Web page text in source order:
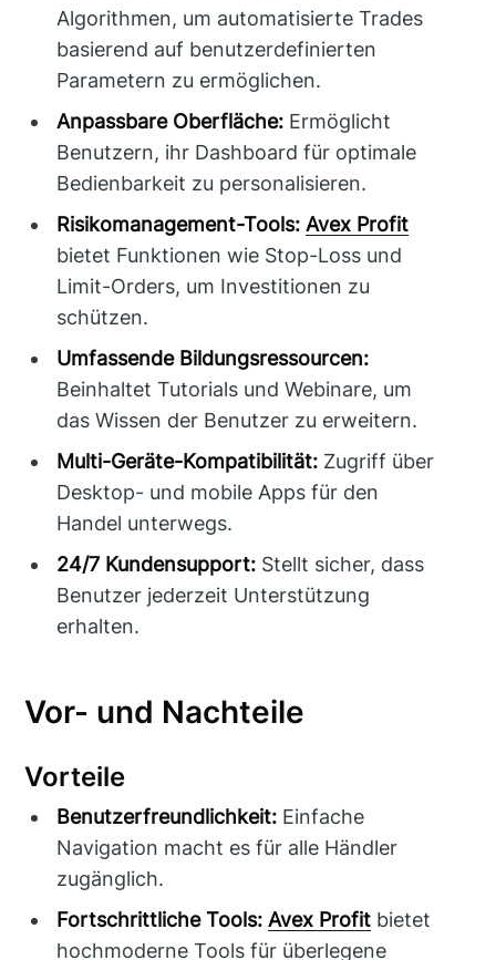
Algorithmen, um automatisierte Trades
basierend auf benutzerdefinierten
Parametern zu ermöglichen.
Anpassbare Oberfläche: Ermöglicht
Benutzern, ihr Dashboard für optimale
Bedienbarkeit zu personalisieren.
Risikomanagement-Tools: Avex Profit
bietet Funktionen wie Stop-Loss und
Limit-Orders, um Investitionen zu
schützen.
Umfassende Bildungsressourcen:
Beinhaltet Tutorials und Webinare, um
das Wissen der Benutzer zu erweitern.
Multi-Geräte-Kompatibilität: Zugriff über
Desktop- und mobile Apps für den
Handel unterwegs.
24/7 Kundensupport: Stellt sicher, dass
Benutzer jederzeit Unterstützung
erhalten.
Vor- und Nachteile
Vorteile
Benutzerfreundlichkeit: Einfache
Navigation macht es für alle Händler
zugänglich.
Fortschrittliche Tools: Avex Profit bietet
hochmoderne Tools für überlegene